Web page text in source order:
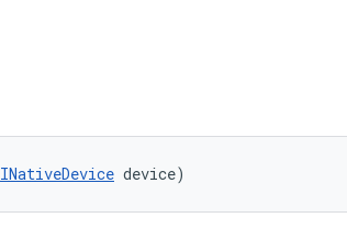
INativeDevice device)